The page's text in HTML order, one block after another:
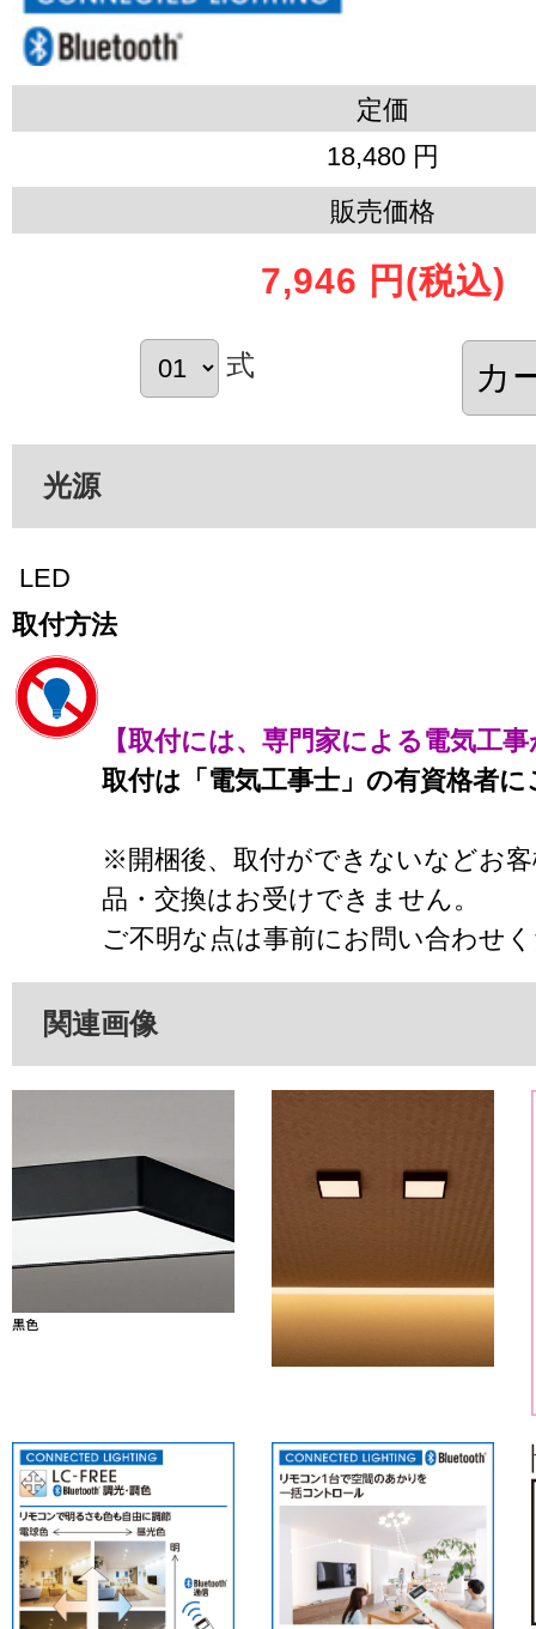
定価
18,480 円
販売価格
7,946 円 (税込)
式
光源
LED
取付方法
【取付には、専門家による電気工
取付は「電気工事士」の有資格者
※開梱後、取付ができないなどお
品・交換はお受けできません。
ご不明な点は事前にお問い合わせ
関連画像